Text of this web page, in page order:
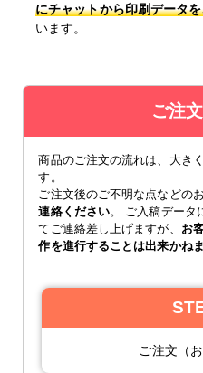
にチャットから印刷データ
います。
ご注
商品のご注文の流れは、大き
す。
ご注文後のご不明な点などの
連絡ください。 ご入稿データ
てご連絡差し上げますが、 お
作を進行することは出来かね
ご注文（